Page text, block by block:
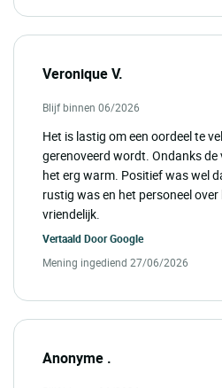
Veronique V.
Blijf binnen 06/2026
Het is lastig om een oordeel te
gerenoveerd wordt. Ondanks
het erg warm. Positief was wel
rustig was en het personeel over
vriendelijk.
Vertaald DoorGoogle
Mening ingediend 27/06/2026
Anonyme .